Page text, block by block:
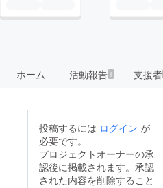
ホーム 活動報告1 支援者
投稿するには ログイン が
必要です。
プロジェクトオーナーの承
認後に掲載されます。承認
された内容を削除すること